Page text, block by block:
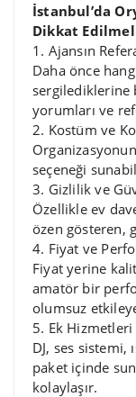
İstanbul’da
Dikkat
1. Ajansın
Daha önce
sergilediklerine
yorumları ve
2. Kostüm ve
seçeneği
3. Gizlilik ve
Özellikle ev
özen gösteren,
4. Fiyat ve
Fiyat yerine
amatör bir
olumsuz
5. Ek
DJ, ses sistemi,
paket içinde
kolaylaşır.